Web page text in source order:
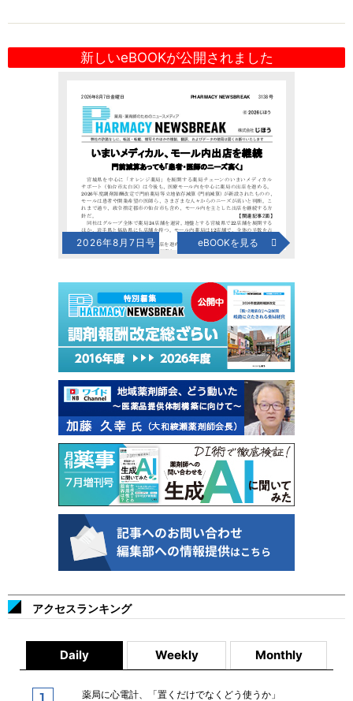
新しいeBOOKが公開されました
2026年8月7日号 eBOOKを見る
アクセスランキング
Daily Weekly Monthly
薬局に心電計、「置くだけでなくどう使うか」